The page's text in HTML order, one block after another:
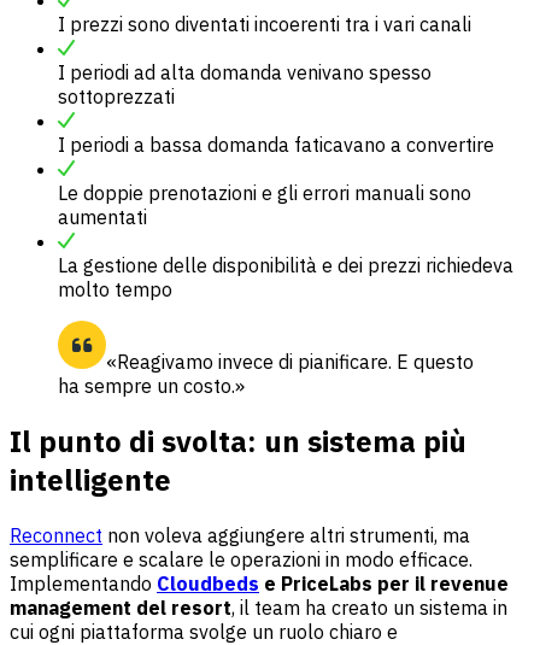
I prezzi sono diventati incoerenti tra i vari canali
I periodi ad alta domanda venivano spesso
sottoprezzati
I periodi a bassa domanda faticavano a convertire
Le doppie prenotazioni e gli errori manuali sono
aumentati
La gestione delle disponibilità e dei prezzi richiedeva
molto tempo
«Reagivamo invece di pianificare. E questo
ha sempre un costo.»
Il punto di svolta: un sistema più
intelligente
Reconnect non voleva aggiungere altri strumenti, ma
semplificare e scalare le operazioni in modo efficace.
Implementando Cloudbeds e PriceLabs per il revenue
management del resort, il team ha creato un sistema in
cui ogni piattaforma svolge un ruolo chiaro e